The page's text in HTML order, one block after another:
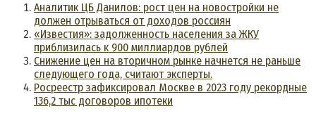
Аналитик ЦБ Данилов: рост цен на новостройки не
должен отрываться от доходов россиян
«Известия»: задолженность населения за ЖКУ
приблизилась к 900 миллиардов рублей
Снижение цен на вторичном рынке начнется не раньше
следующего года, считают эксперты.
Росреестр зафиксировал Москве в 2023 году рекордные
136,2 тыс договоров ипотеки